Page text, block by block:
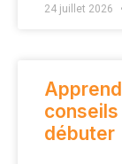
24 juillet 2026
débuter